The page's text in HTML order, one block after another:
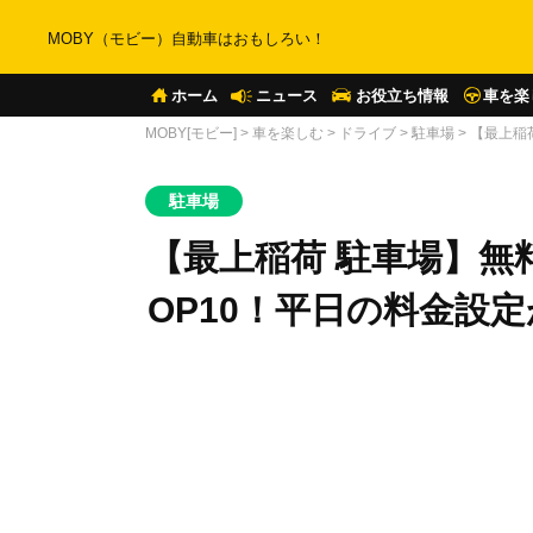
MOBY（モビー）自動車はおもしろい！
ホーム ニュース お役立ち情報 車を楽
MOBY[モビー] > 車を楽しむ > ドライブ > 駐車場 > 【最上
駐車場
【最上稲荷 駐車場】
OP10！平日の料金設